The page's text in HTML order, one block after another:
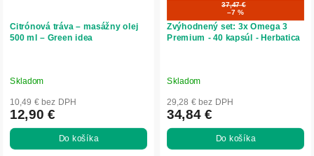
Citrónová tráva – masážny olej
500 ml – Green idea
Skladom
10,49 € bez DPH
12,90 €
Do košíka
37,47 €
–7 %
Zvýhodnený set: 3x Omega 3
Premium - 40 kapsúl - Herbatica
Skladom
29,28 € bez DPH
34,84 €
Do košíka